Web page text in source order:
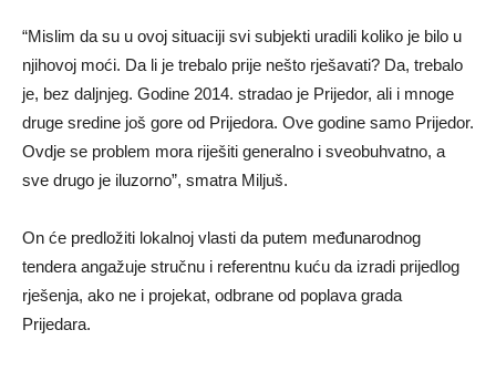
“Mislim da su u ovoj situaciji svi subjekti uradili koliko je bilo u
njihovoj moći. Da li je trebalo prije nešto rješavati? Da, trebalo
je, bez daljnjeg. Godine 2014. stradao je Prijedor, ali i mnoge
druge sredine još gore od Prijedora. Ove godine samo Prijedor.
Ovdje se problem mora riješiti generalno i sveobuhvatno, a
sve drugo je iluzorno”, smatra Miljuš.
On će predložiti lokalnoj vlasti da putem međunarodnog
tendera angažuje stručnu i referentnu kuću da izradi prijedlog
rješenja, ako ne i projekat, odbrane od poplava grada
Prijedara.